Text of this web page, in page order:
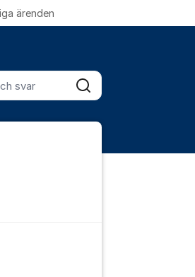
Sök
ärendenFler supportlänkar